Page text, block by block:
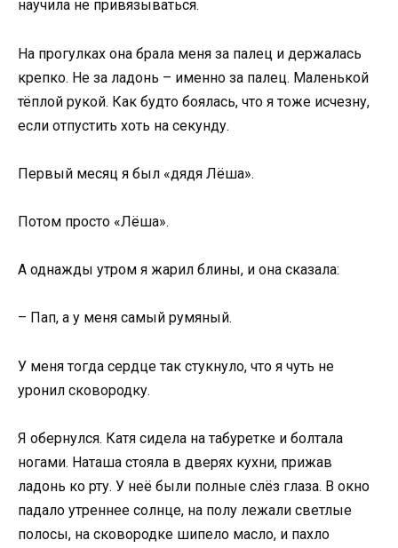
научила не привязываться.
На прогулках она брала меня за палец и держалась
крепко. Не за ладонь – именно за палец. Маленькой
тёплой рукой. Как будто боялась, что я тоже исчезну,
если отпустить хоть на секунду.
Первый месяц я был «дядя Лёша».
Потом просто «Лёша».
А однажды утром я жарил блины, и она сказала:
– Пап, а у меня самый румяный.
У меня тогда сердце так стукнуло, что я чуть не
уронил сковородку.
Я обернулся. Катя сидела на табуретке и болтала
ногами. Наташа стояла в дверях кухни, прижав
ладонь ко рту. У неё были полные слёз глаза. В окно
падало утреннее солнце, на полу лежали светлые
полосы, на сковородке шипело масло, и пахло